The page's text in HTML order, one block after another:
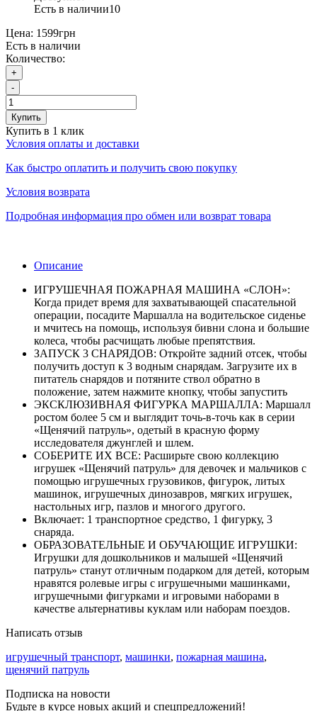
Есть в наличии10
Цена: 1599грн
Есть в наличии
Количество:
+
-
Купить
Купить в 1 клик
Условия оплаты и доставки
Как быстро оплатить и получить свою покупку
Условия возврата
Подробная информация про обмен или возврат товара
Описание
ИГРУШЕЧНАЯ ПОЖАРНАЯ МАШИНА «СЛОН»:
Когда придет время для захватывающей спасательной
операции, посадите Маршалла на водительское сиденье
и мчитесь на помощь, используя бивни слона и большие
колеса, чтобы расчищать любые препятствия.
ЗАПУСК 3 СНАРЯДОВ: Откройте задний отсек, чтобы
получить доступ к 3 водным снарядам. Загрузите их в
питатель снарядов и потяните ствол обратно в
положение, затем нажмите кнопку, чтобы запустить
ЭКСКЛЮЗИВНАЯ ФИГУРКА МАРШАЛЛА: Маршалл
ростом более 5 см и выглядит точь-в-точь как в серии
«Щенячий патруль», одетый в красную форму
исследователя джунглей и шлем.
СОБЕРИТЕ ИХ ВСЕ: Расширьте свою коллекцию
игрушек «Щенячий патруль» для девочек и мальчиков с
помощью игрушечных грузовиков, фигурок, литых
машинок, игрушечных динозавров, мягких игрушек,
настольных игр, пазлов и многого другого.
Включает: 1 транспортное средство, 1 фигурку, 3
снаряда.
ОБРАЗОВАТЕЛЬНЫЕ И ОБУЧАЮЩИЕ ИГРУШКИ:
Игрушки для дошкольников и малышей «Щенячий
патруль» станут отличным подарком для детей, которым
нравятся ролевые игры с игрушечными машинками,
игрушечными фигурками и игровыми наборами в
качестве альтернативы куклам или наборам поездов.
Написать отзыв
игрушечный транспорт, машинки, пожарная машина,
щенячий патруль
Подписка на новости
Будьте в курсе новых акций и спецпредложений!